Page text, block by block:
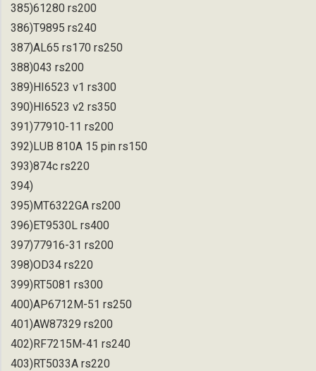
385)61280 rs200
386)T9895 rs240
387)AL65 rs170 rs250
388)043 rs200
389)HI6523 v1 rs300
390)HI6523 v2 rs350
391)77910-11 rs200
392)LUB 810A 15 pin rs150
393)874c rs220
394)
395)MT6322GA rs200
396)ET9530L rs400
397)77916-31 rs200
398)OD34 rs220
399)RT5081 rs300
400)AP6712M-51 rs250
401)AW87329 rs200
402)RF7215M-41 rs240
403)RT5033A rs220